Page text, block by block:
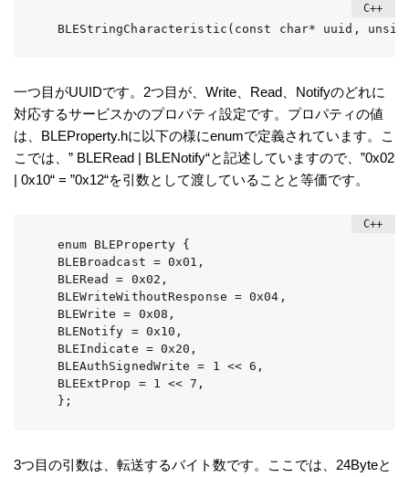
BLEStringCharacteristic(const char* uuid,
一つ目がUUIDです。2つ目が、Write、Read、Notifyのどれに
対応するサービスかのプロパティ設定です。プロパティの値
は、BLEProperty.hに以下の様にenumで定義されています。こ
こでは、” BLERead | BLENotify“と記述していますので、”0x02
| 0x10“ = ”0x12“を引数として渡していることと等価です。
enum BLEProperty {
BLEBroadcast = 0x01,
BLERead = 0x02,
BLEWriteWithoutResponse = 0x04,
BLEWrite = 0x08,
BLENotify = 0x10,
BLEIndicate = 0x20,
BLEAuthSignedWrite = 1 << 6,
BLEExtProp = 1 << 7,
};
3つ目の引数は、転送するバイト数です。ここでは、24Byteと